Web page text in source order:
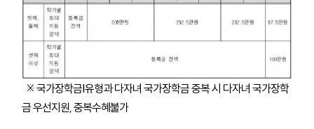
※ 국가장학금Ⅰ유형과 다자녀 국가장학금 중복 시 다자녀 국가장학
금 우선지원, 중복수혜불가